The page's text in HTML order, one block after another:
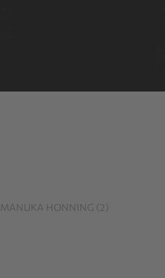
MANUKA HONNING (2)